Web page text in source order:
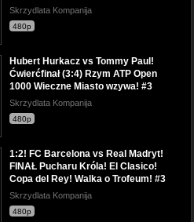
Skrzydlata Kompanija
480p
Hubert Hurkacz vs Tommy Paul!
Ćwierćfinał (3:4) Rzym ATP Open
1000 Wieczne Miasto wzywa! #3
Skrzydlata Kompanija
480p
1:2! FC Barcelona vs Real Madryt!
FINAŁ Pucharu Króla! El Clasico!
Copa del Rey! Walka o Trofeum! #3
Skrzydlata Kompanija
480p